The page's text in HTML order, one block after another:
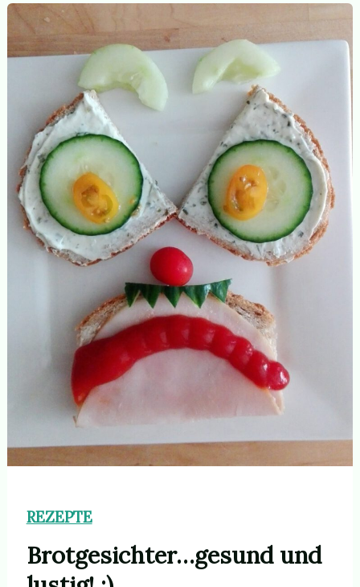
REZEPTE
Brotgesichter…gesund und